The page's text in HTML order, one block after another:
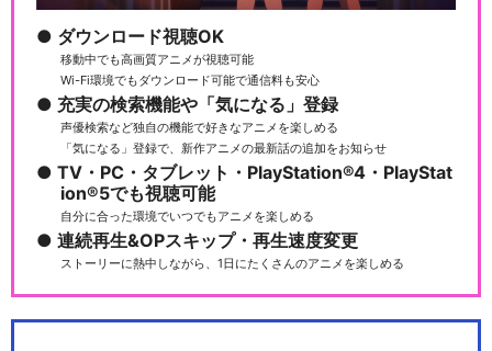
ダウンロード視聴OK
移動中でも高画質アニメが視聴可能
Wi-Fi環境でもダウンロード可能で通信料も安心
充実の検索機能や「気になる」登録
声優検索など独自の機能で好きなアニメを楽しめる
「気になる」登録で、新作アニメの最新話の追加をお知らせ
TV・PC・タブレット・PlayStation®4・PlayStat
ion®5でも視聴可能
自分に合った環境でいつでもアニメを楽しめる
連続再生&OPスキップ・再生速度変更
ストーリーに熱中しながら、1日にたくさんのアニメを楽しめる